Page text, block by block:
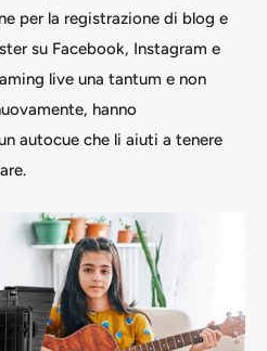
per la registrazione di blog e
su Facebook, Instagram e
live una tantum e non
hanno
autocue che li aiuti a tenere